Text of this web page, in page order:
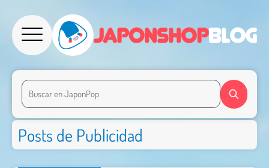
Posts de Publicidad